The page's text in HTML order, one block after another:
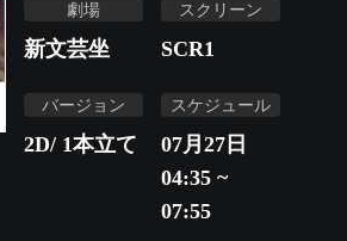
劇場
新文芸坐
スクリーン
SCR1
バージョン
2D/ 1本立て
スケジュール
07月27日
04:35 ~
07:55